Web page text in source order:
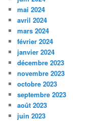
mai 2024
avril 2024
mars 2024
février 2024
janvier 2024
décembre 2023
novembre 2023
octobre 2023
septembre 2023
août 2023
juin 2023